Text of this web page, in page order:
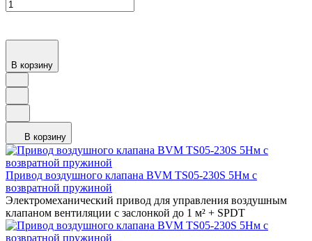
В корзину
В корзину
Привод воздушного клапана BVM TS05-230S 5Нм с
возвратной пружиной
Электромеханический привод для управления воздушным
клапаном вентиляции с заслонкой до 1 м² + SPDT